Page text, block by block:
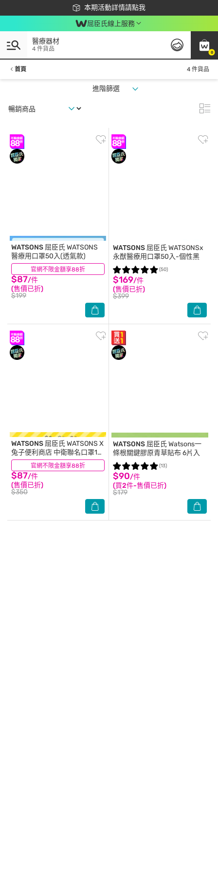
本期活動詳情請點我
下載app最高回饋$350
屈臣氏線上服務
0
醫療器材
4 件貨品
首頁 4 件貨品
進階篩選
官網不限金額享88折
WATSONS 屈臣氏WATSONS
醫療用口罩50入(透氣款)
$87/件
(售價已折)
$199
(32)
WATSONS 屈臣氏WATSONSx
永猷醫療用口罩50入-個性黑
$169/件
(售價已折)
$399
(50)
官網不限金額享88折
WATSONS 屈臣氏WATSONS X
兔子便利商店 中衛聯名口罩10
片 (Mayo Kuro)
$87/件
(售價已折)
$350
(8)
WATSONS 屈臣氏Watsons一
條根關鍵膠原青草貼布 6片入
$90/件
(買2件-售價已折)
$179
(13)